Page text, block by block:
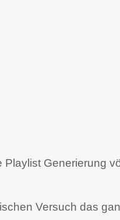
Generierung
Versuch das